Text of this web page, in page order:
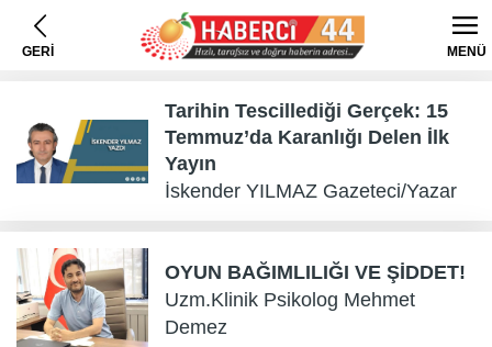
GERİ MENÜ
Tarihin Tescillediği Gerçek: 15
Temmuz’da Karanlığı Delen İlk
Yayın
İskender YILMAZ Gazeteci/Yazar
OYUN BAĞIMLILIĞI VE ŞİDDET!
Uzm.Klinik Psikolog Mehmet
Demez